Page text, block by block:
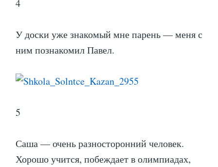
4
У доски уже знакомый мне парень — меня с
ним познакомил Павел.
5
Саша — очень разносторонний человек.
Хорошо учится, побеждает в олимпиадах,